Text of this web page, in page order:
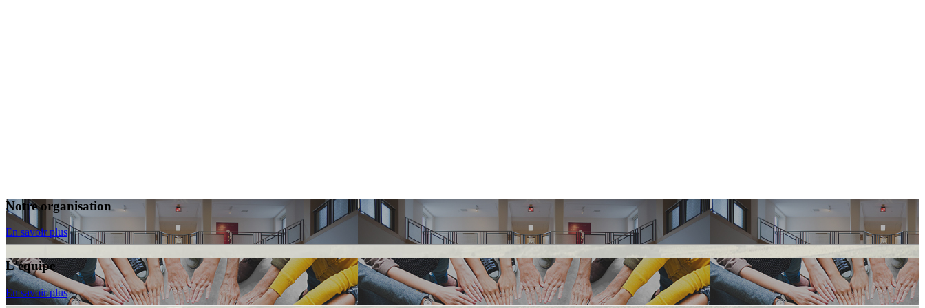
Notre organisation
En savoir plus
L'équipe
En savoir plus